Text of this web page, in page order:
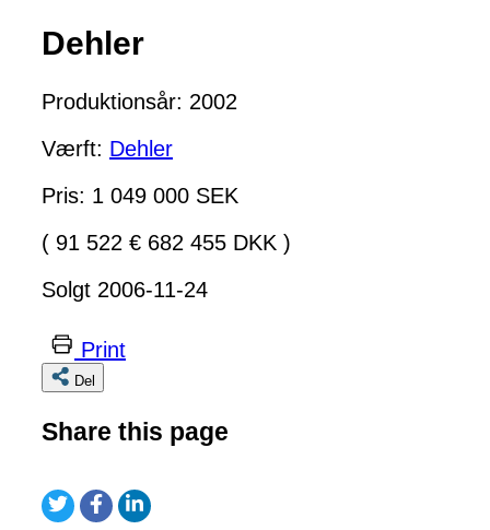
Dehler
Produktionsår: 2002
Værft: Dehler
Pris: 1 049 000 SEK
( 91 522 € 682 455 DKK )
Solgt 2006-11-24
Print
Del
Share this page